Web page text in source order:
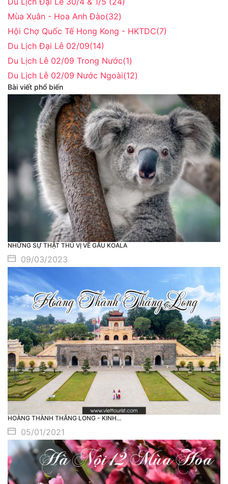
Mùa Xuân - Hoa Anh Đào(32)
Hội Chợ Quốc Tế Hong Kong - HKTDC(7)
Du Lịch Đại Lễ 02/09(14)
Du Lịch Lễ 02/09 Trong Nước(1)
Du Lịch Lễ 02/09 Nước Ngoài(12)
Bài viết phổ biến
NHỮNG SỰ THẬT THÚ VỊ VỀ GẤU KOALA
09/03/2023
HOÀNG THÀNH THĂNG LONG - KINH…
05/01/2021